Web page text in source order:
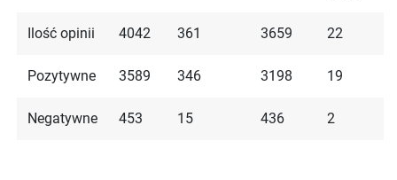
Ilość opinii 4042 361 3659 22
Pozytywne 3589 346 3198 19
Negatywne 453 15 436 2